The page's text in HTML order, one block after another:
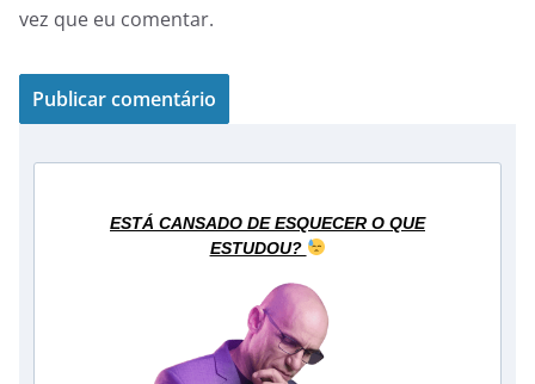
vez que eu comentar.
ESTÁ CANSADO DE ESQUECER O QUE
ESTUDOU?